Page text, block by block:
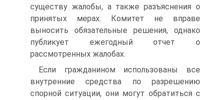
существу жалобы, а также разъяснения о
принятых мерах. Комитет не вправе
выносить обязательные решения, однако
публикует ежегодный отчет о
рассмотренных жалобах.
Если гражданином использованы все
внутренние средства по разрешению
спорной ситуации, они могут обратиться с